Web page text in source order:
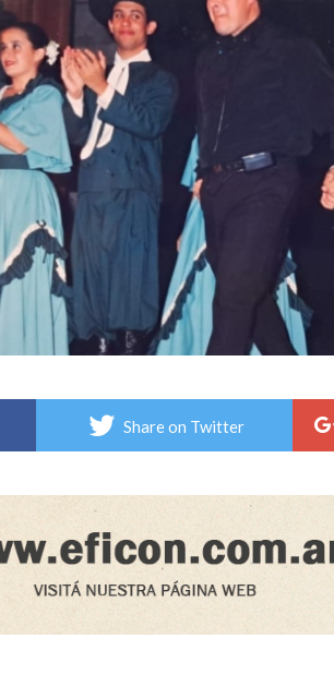
Share on Twitter